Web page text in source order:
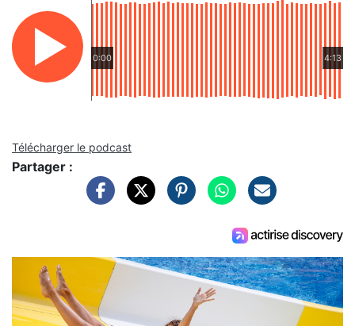
0:00 4:13
Télécharger le podcast
Partager :